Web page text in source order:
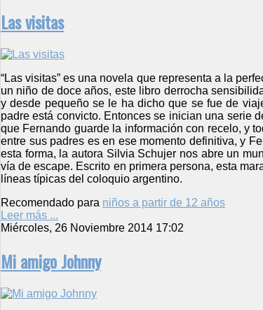
Las visitas
“Las visitas” es una novela que representa a la
un niño de doce años, este libro derrocha
y desde pequeño se le ha dicho que se fue de
padre está convicto. Entonces se inician una serie
que Fernando guarde la información con recelo, y
entre sus padres es en ese momento definitiva, y
esta forma, la autora Silvia Schujer nos abre un
vía de escape. Escrito en primera persona, esta
líneas típicas del coloquio argentino.
Recomendado para niños a partir de 12 años
Leer más ...
Miércoles, 26 Noviembre 2014 17:02
Mi amigo Johnny